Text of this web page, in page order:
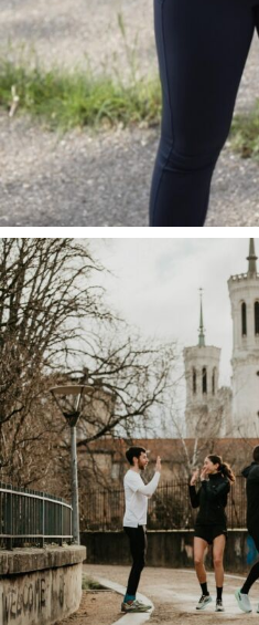
Tu souha